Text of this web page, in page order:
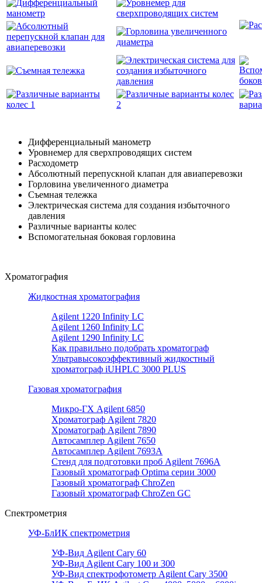
Дифференциальный манометр
Уровнемер для сверхпроводящих систем
Расходометр
Абсолютный перепускной клапан для авиаперевозки
Горловина увеличенного диаметра
Съемная тележка
Электрическая система для создания избыточного
давления
Различные варианты колес
Вспомогательная боковая горловина
Хроматография
Жидкостная хроматография
Agilent 1220 Infinity LC
Agilent 1260 Infinity LC
Agilent 1290 Infinity LC
Как правильно подобрать хроматограф
Ультравысокоэффективный жидкостный
хроматограф iUHPLC 3000 PLUS
Газовая хроматография
Микро-ГХ Agilent 6850
Хроматограф Agilent 7820
Хроматограф Agilent 7890
Автосамплер Agilent 7650
Автосамплер Agilent 7693A
Стенд для подготовки проб Agilent 7696А
Газовый хроматограф Optima серии 3000
Газовый хроматограф ChroZen
Газовый хроматограф ChroZen GC
Спектрометрия
УФ-БлИК спектрометрия
УФ-Вид Agilent Cary 60
УФ-Вид Agilent Cary 100 и 300
УФ-Вид спектрофотометр Agilent Cary 3500